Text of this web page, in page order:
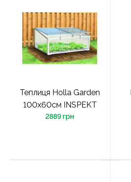
Теплиця Holla Garden
100x60см INSPEKT
2889 грн